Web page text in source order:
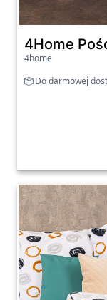
4Home
4home
Do darmowej